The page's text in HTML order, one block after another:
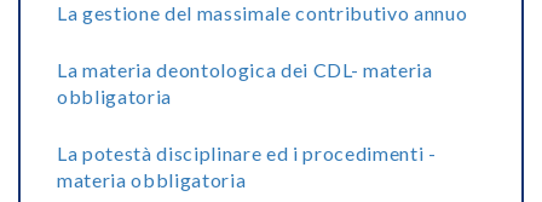
La gestione del massimale contributivo annuo
La materia deontologica dei CDL- materia
obbligatoria
La potestà disciplinare ed i procedimenti -
materia obbligatoria